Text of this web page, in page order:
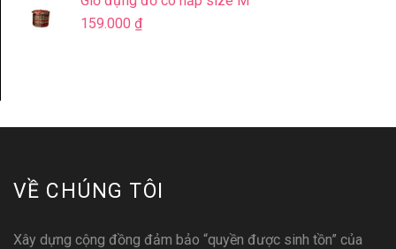
159.000 ₫
VỀ CHÚNG TÔI
Xây dựng cộng đồng đảm bảo “quyền được sinh tồn” của